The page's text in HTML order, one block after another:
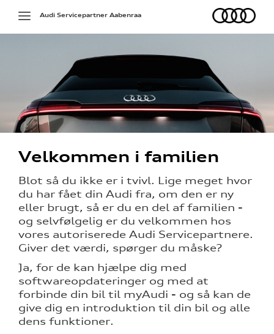
5 år?
Toggle
navigation
Audi
Audi Servicepartner Aabenraa
Velkommen i familien
Blot så du ikke er i tvivl. Lige meget hvor
du har fået din Audi fra, om den er ny
eller brugt, så er du en del af familien -
og selvfølgelig er du velkommen hos
vores autoriserede Audi Servicepartnere.
Giver det værdi, spørger du måske?
Ja, for de kan hjælpe dig med
softwareopdateringer og med at
forbinde din bil til myAudi - og så kan de
give dig en introduktion til din bil og alle
dens funktioner.